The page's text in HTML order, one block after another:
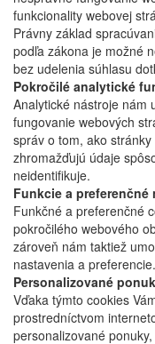
funkcionality webovej
Právny základ
podľa zákona je možné
bez udelenia súhlasu
Pokročilé analytické
Analytické nástroje nám
fungovanie webových
správ o tom, ako
zhromažďujú údaje
neidentifikuje.
Funkcie a preferenčné
Funkčné a preferenčné
pokročilého webového
zároveň nám taktiež
nastavenia a preferencie.
Personalizované
Vďaka týmto cookies
prostredníctvom
personalizované